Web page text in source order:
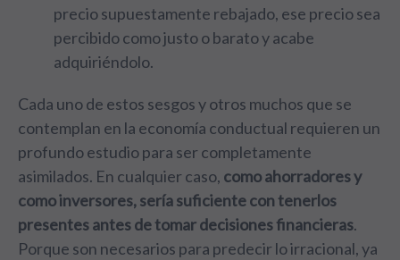
precio supuestamente rebajado, ese precio sea
percibido como justo o barato y acabe
adquiriéndolo.
Cada uno de estos sesgos y otros muchos que se
contemplan en la economía conductual requieren un
profundo estudio para ser completamente
asimilados. En cualquier caso, como ahorradores y
como inversores, sería suficiente con tenerlos
presentes antes de tomar decisiones financieras.
Porque son necesarios para predecir lo irracional, ya